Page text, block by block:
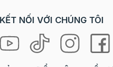
cho
cần
mọi
mua cả
phẩm phiên
Edition): Yếu
hiện trong
KẾT NỐI VỚI CHÚNG TÔI